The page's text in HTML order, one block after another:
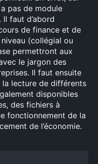
pas de module
faut d’abord
de finance et de
(collégial ou
permettront aux
le jargon des
Il faut ensuite
lecture de différents
disponibles
des fichiers à
fonctionnement de la
de l’économie.